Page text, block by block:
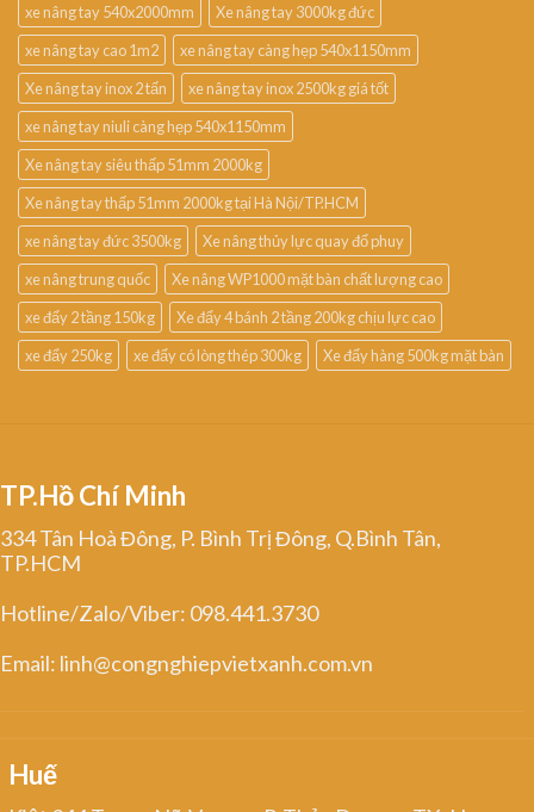
xe nâng tay 540x2000mm
Xe nâng tay 3000kg đức
xe nâng tay cao 1m2
xe nâng tay càng hẹp 540x1150mm
Xe nâng tay inox 2 tấn
xe nâng tay inox 2500kg giá tốt
xe nâng tay niuli càng hẹp 540x1150mm
Xe nâng tay siêu thấp 51mm 2000kg
Xe nâng tay thấp 51mm 2000kg tại Hà Nội/TP.HCM
xe nâng tay đức 3500kg
Xe nâng thủy lực quay đổ phuy
xe nâng trung quốc
Xe nâng WP1000 mặt bàn chất lượng cao
xe đẩy 2 tầng 150kg
Xe đẩy 4 bánh 2 tầng 200kg chịu lực cao
xe đẩy 250kg
xe đẩy có lòng thép 300kg Xe đẩy hàng 500kg mặt bàn
TP.Hồ Chí Minh
334 Tân Hoà Đông, P. Bình Trị Đông, Q.Bình Tân,
TP.HCM
Hotline/Zalo/Viber: 098.441.3730
Email: linh@congnghiepvietxanh.com.vn
Huế